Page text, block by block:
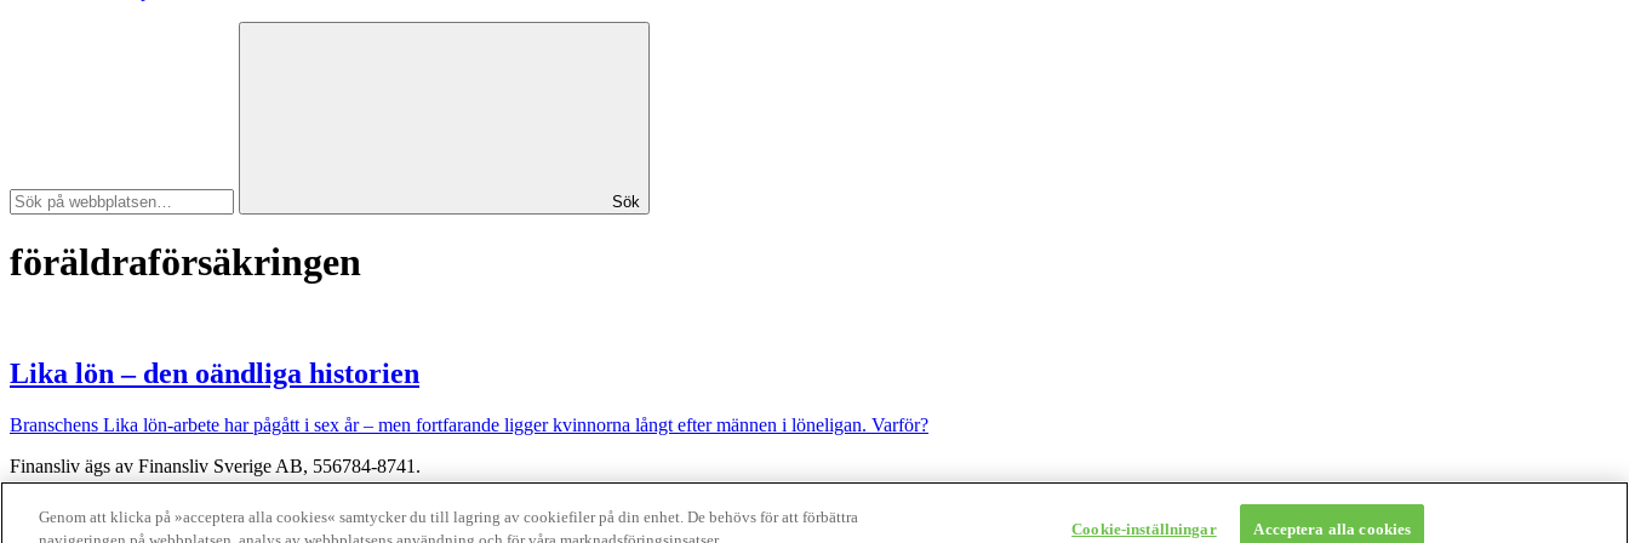
Sök
föräldraförsäkringen
Lika lön – den oändliga historien
Branschens Lika lön-arbete har pågått i sex år – men fortfarande ligger kvinnorna långt efter männen i löneligan. Varför?
Finansliv ägs av Finansliv Sverige AB, 556784-8741.
Finansliv producerades av Tidningen Journalisten AB till 30 juni 2024.
Genom att klicka på »acceptera alla cookies« samtycker du till lagring av cookiefiler på din enhet. De behövs för att förbättra
Cookie-inställningar Acceptera alla cookies